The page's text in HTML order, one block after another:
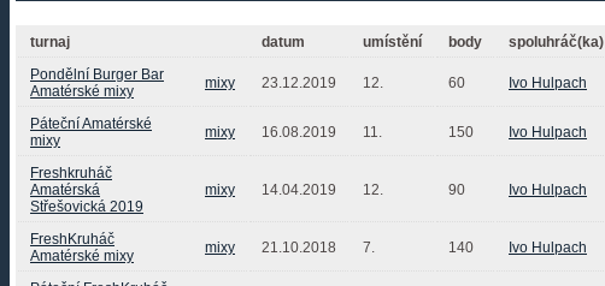
turnaj datum umístění body
spoluhráč(ka)
Pondělní Burger Bar
Amatérské mixy
mixy 23.12.2019 12. 60 Ivo Hulpach
Páteční Amatérské
mixy
mixy 16.08.2019 11. 150 Ivo Hulpach
Freshkruháč
Amatérská
Střešovická 2019
mixy 14.04.2019 12. 90 Ivo Hulpach
FreshKruháč
Amatérské mixy
mixy 21.10.2018 7. 140 Ivo Hulpach